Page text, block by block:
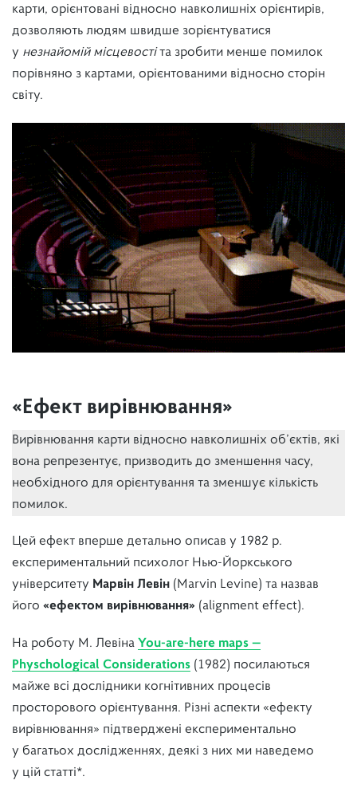
карти, орієнтовані відносно навколишніх орієнтирів,
дозволяють людям швидше зорієнтуватися
у незнайомій місцевостіта зробити менше помилок
порівняно з картами, орієнтованими відносно сторін
світу.
«Ефект вирівнювання»
Вирівнювання карти відносно навколишніх об’єктів, які
вона репрезентує, призводить до зменшення часу,
необхідного для орієнтування та зменшує кількість
помилок.
Цей ефект вперше детально описав у 1982 р.
експериментальний психолог Нью-Йоркського
університету Марвін Левін (Marvin Levine) та назвав
його «ефектом вирівнювання» (alignment effect).
На роботу М. Левіна You-are-here maps —
Physchological Considerations (1982) посилаються
майже всі дослідники когнітивних процесів
просторового орієнтування. Різні аспекти «ефекту
вирівнювання» підтверджені експериментально
у багатьох дослідженнях, деякі з них ми наведемо
у цій статті*.